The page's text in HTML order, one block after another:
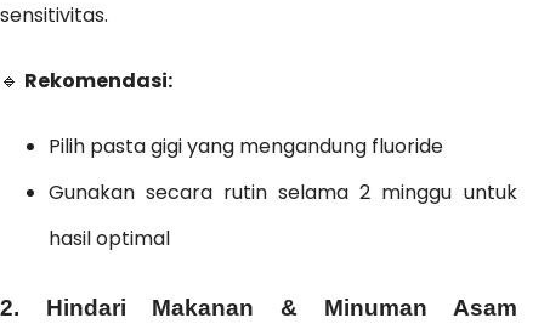
sensitivitas.
🔹 Rekomendasi:
Pilih pasta gigi yang mengandung fluoride
Gunakan secara rutin selama 2 minggu untuk
hasil optimal
2. Hindari Makanan & Minuman Asam